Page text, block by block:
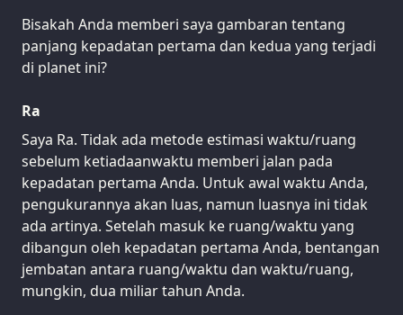
Bisakah Anda memberi saya gambaran tentang
panjang kepadatan pertama dan kedua yang terjadi
di planet ini?
Ra
Saya Ra. Tidak ada metode estimasi waktu/ruang
sebelum ketiadaanwaktu memberi jalan pada
kepadatan pertama Anda. Untuk awal waktu Anda,
pengukurannya akan luas, namun luasnya ini tidak
ada artinya. Setelah masuk ke ruang/waktu yang
dibangun oleh kepadatan pertama Anda, bentangan
jembatan antara ruang/waktu dan waktu/ruang,
mungkin, dua miliar tahun Anda.